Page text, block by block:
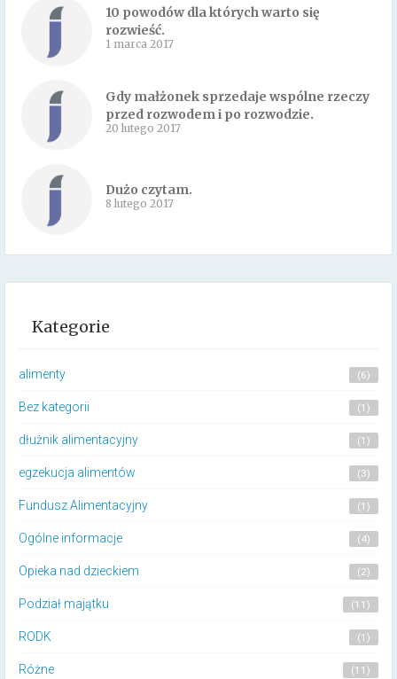
10 powodów dla których warto się
rozwieść.
1 marca 2017
Gdy małżonek sprzedaje wspólne rzeczy
przed rozwodem i po rozwodzie.
20 lutego 2017
Dużo czytam.
8 lutego 2017
Kategorie
alimenty (6)
Bez kategorii (1)
dłużnik alimentacyjny (1)
egzekucja alimentów (3)
Fundusz Alimentacyjny (1)
Ogólne informacje (4)
Opieka nad dzieckiem (2)
Podział majątku (11)
RODK (1)
Różne (11)